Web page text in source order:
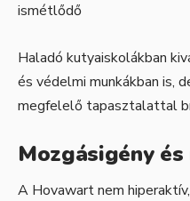
ismétlődő
Haladó kutyaiskolákban
és védelmi munkákban is,
megfelelő tapasztalattal
Mozgásigény
A Hovawart nem